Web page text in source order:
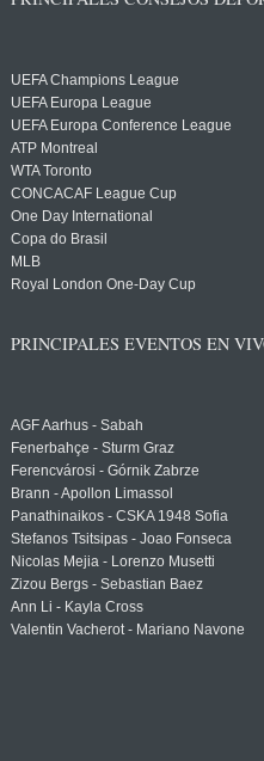
UEFA Champions League
UEFA Europa League
UEFA Europa Conference League
ATP Montreal
WTA Toronto
CONCACAF League Cup
One Day International
Copa do Brasil
MLB
Royal London One-Day Cup
PRINCIPALES EVENTOS EN
AGF Aarhus - Sabah
Fenerbahçe - Sturm Graz
Ferencvárosi - Górnik Zabrze
Brann - Apollon Limassol
Panathinaikos - CSKA 1948 Sofia
Stefanos Tsitsipas - Joao Fonseca
Nicolas Mejia - Lorenzo Musetti
Zizou Bergs - Sebastian Baez
Ann Li - Kayla Cross
Valentin Vacherot - Mariano Navone